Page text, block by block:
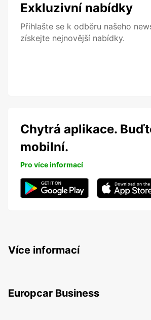
Exkluzivní nabídky
Přihlašte se k odběru našeho
získejte nejnovější nabídky.
Chytrá aplikace.
mobilní.
Pro více informací
Více informací
Europcar Business